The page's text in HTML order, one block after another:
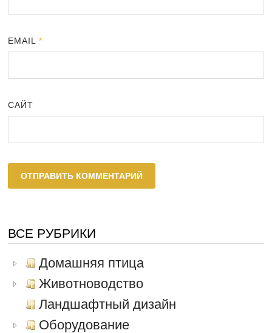
EMAIL*
САЙТ
ВСЕ РУБРИКИ
Домашняя птица
Животноводство
Ландшафтный дизайн
Оборудование